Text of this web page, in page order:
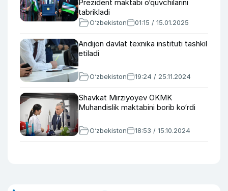
Prezident maktabi o‘quvchilarini
tabrikladi
O‘zbekiston 01:15 / 15.01.2025
Andijon davlat texnika instituti tashkil
etiladi
O‘zbekiston 19:24 / 25.11.2024
Shavkat Mirziyoyev OKMK
Muhandislik maktabini borib ko‘rdi
O‘zbekiston 18:53 / 15.10.2024